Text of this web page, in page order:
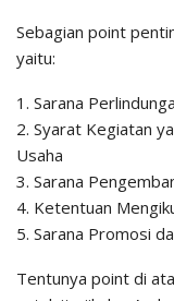
Sebagian point
yaitu:
1. Sarana
2. Syarat Kegiatan
Usaha
3. Sarana
4. Ketentuan
5. Sarana Promosi
Tentunya point di